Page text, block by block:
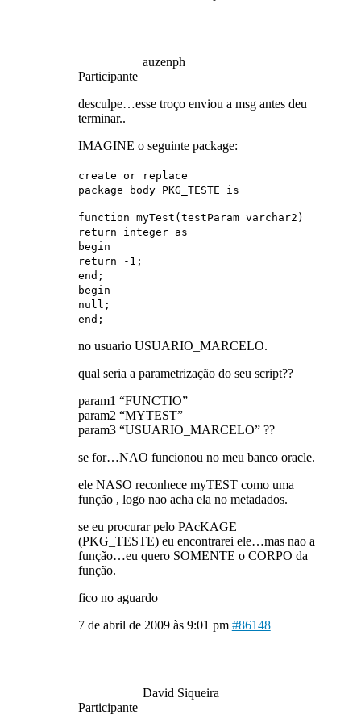
auzenph
Participante
desculpe…esse troço enviou a msg antes deu
terminar..
IMAGINE o seguinte package:
create or replace
package body PKG_TESTE is
function myTest(testParam varchar2)
return integer as
begin
return -1;
end;
begin
null;
end;
no usuario USUARIO_MARCELO.
qual seria a parametrização do seu script??
param1 “FUNCTIO”
param2 “MYTEST”
param3 “USUARIO_MARCELO” ??
se for…NAO funcionou no meu banco oracle.
ele NASO reconhece myTEST como uma
função , logo nao acha ela no metadados.
se eu procurar pelo PAcKAGE
(PKG_TESTE) eu encontrarei ele…mas nao a
função…eu quero SOMENTE o CORPO da
função.
fico no aguardo
7 de abril de 2009 às 9:01 pm #86148
David Siqueira
Participante